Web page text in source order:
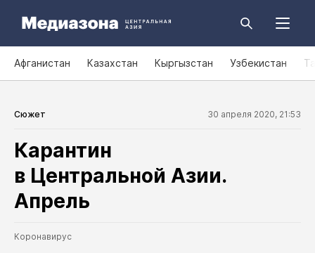
Афганистан Казахстан Кыргызстан Узбекистан
Сюжет 30 апреля 2020, 21:53
Карантин
в Центральной Азии.
Апрель
Коронавирус